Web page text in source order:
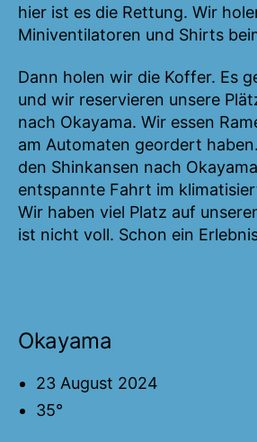
hier ist es die Rettung. Wir
Miniventilatoren und Shirts
Dann holen wir die Koffer. Es
und wir reservieren unsere
nach Okayama. Wir essen
am Automaten geordert
den Shinkansen nach
entspannte Fahrt im
Wir haben viel Platz auf
ist nicht voll. Schon ein
Okayama
23 August 2024
35°